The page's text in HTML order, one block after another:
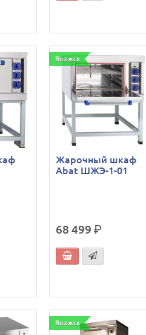
Волжск
Жарочный шкаф
Abat ШЖЭ-1-01
68 499р.
Волжск